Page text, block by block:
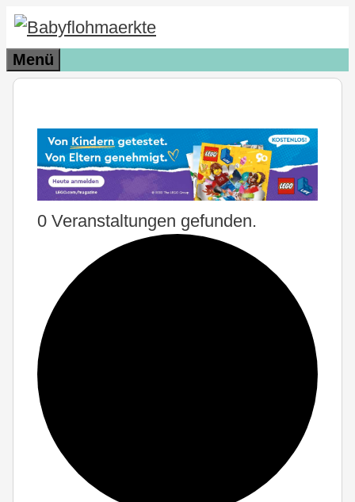
Zum
Inhalt
springen
Menü
0 Veranstaltungen gefunden.